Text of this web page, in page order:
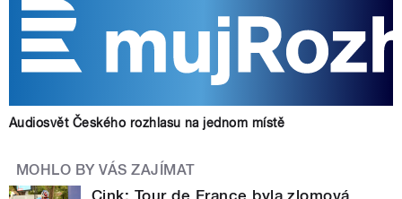
Audiosvět Českého rozhlasu na jednom místě
MOHLO BY VÁS ZAJÍMAT